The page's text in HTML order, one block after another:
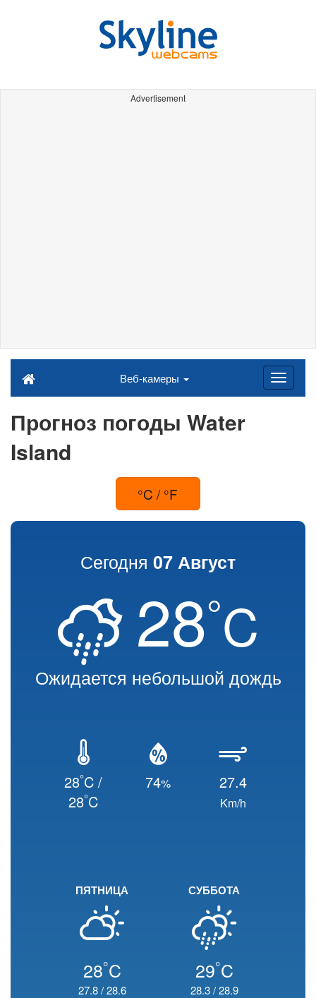
Advertisement
Веб-камеры
Прогноз погоды Water
Island
°C / °F
Сегодня 07 Август
28°C
Ожидается небольшой дождь
28°C /
28°C
74% 27.4
Km/h
ПЯТНИЦА
28°C
27.8/28.6
СУББОТА
29°C
28.3/28.9